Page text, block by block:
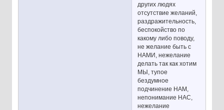
других людях
отсутствие желаний,
раздражительность,
беспокойство по
какому либо поводу,
не желание быть с
НАМИ, нежелание
делать так как хотим
МЫ, тупое
бездумное
подчинение НАМ,
непонимание НАС,
нежелание